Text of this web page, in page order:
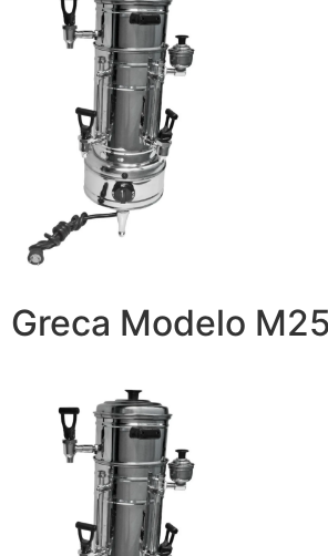
Greca Modelo